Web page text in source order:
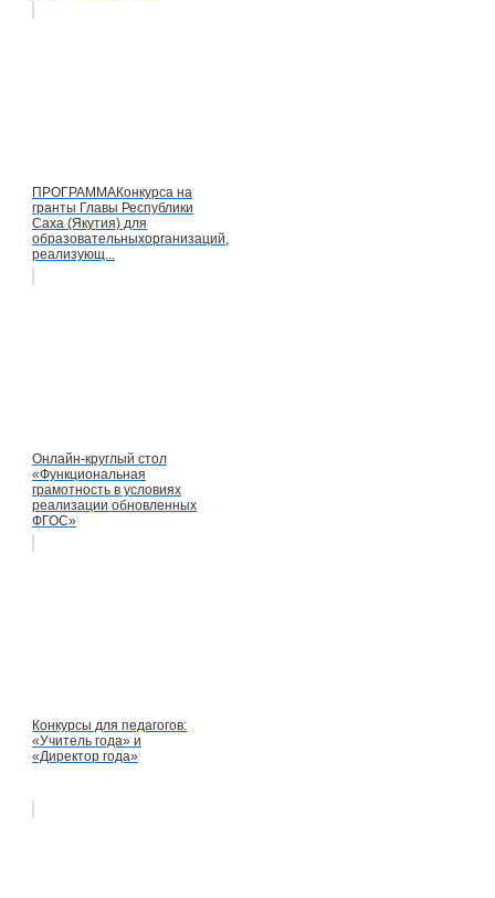
ПРОГРАММАКонкурса на
гранты Главы Республики
Саха (Якутия) для
образовательныхорганизаций,
реализующ...
Онлайн-круглый стол
«Функциональная
грамотность в условиях
реализации обновленных
ФГОС»
Конкурсы для педагогов:
«Учитель года» и
«Директор года»